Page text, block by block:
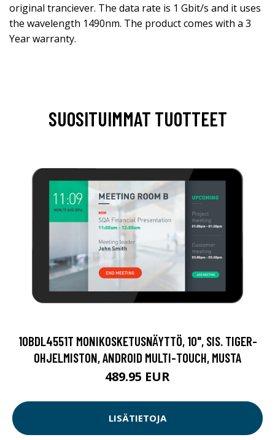
original tranciever. The data rate is 1 Gbit/s and it uses
the wavelength 1490nm. The product comes with a 3
Year warranty.
SUOSITUIMMAT TUOTTEET
10BDL4551T MONIKOSKETUSNÄYTTÖ, 10", SIS. TIGER-
OHJELMISTON, ANDROID MULTI-TOUCH, MUSTA
489.95 EUR
LISÄTIETOJA